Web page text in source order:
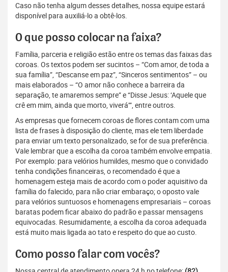
Caso não tenha algum desses detalhes, nossa equipe estará
disponível para auxiliá-lo a obtê-los.
O que posso colocar na faixa?
Família, parceria e religião estão entre os temas das faixas das
coroas. Os textos podem ser sucintos – “Com amor, de toda a
sua família”, “Descanse em paz”, “Sinceros sentimentos” – ou
mais elaborados – “O amor não conhece a barreira da
separação, te amaremos sempre” e “Disse Jesus: ‘Aquele que
crê em mim, ainda que morto, viverá’”, entre outros.
As empresas que fornecem coroas de flores contam com uma
lista de frases à disposição do cliente, mas ele tem liberdade
para enviar um texto personalizado, se for de sua preferência.
Vale lembrar que a escolha da coroa também envolve empatia.
Por exemplo: para velórios humildes, mesmo que o convidado
tenha condições financeiras, o recomendado é que a
homenagem esteja mais de acordo com o poder aquisitivo da
família do falecido, para não criar embaraço; o oposto vale
para velórios suntuosos e homenagens empresariais – coroas
baratas podem ficar abaixo do padrão e passar mensagens
equivocadas. Resumidamente, a escolha da coroa adequada
está muito mais ligada ao tato e respeito do que ao custo.
Como posso falar com vocês?